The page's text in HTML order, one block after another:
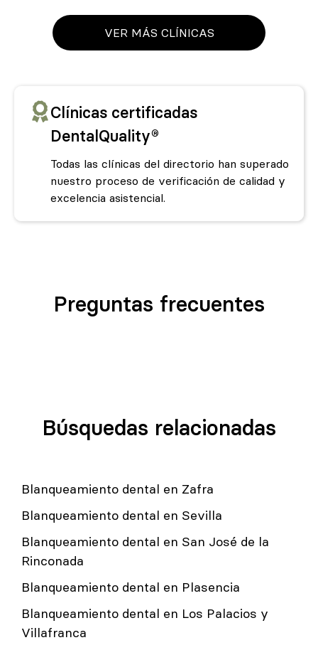
VER MÁS CLÍNICAS
Clínicas certificadas
DentalQuality®
Todas las clínicas del directorio han superado
nuestro proceso de verificación de calidad y
excelencia asistencial.
Preguntas frecuentes
Búsquedas relacionadas
Blanqueamiento dental en Zafra
Blanqueamiento dental en Sevilla
Blanqueamiento dental en San José de la
Rinconada
Blanqueamiento dental en Plasencia
Blanqueamiento dental en Los Palacios y
Villafranca